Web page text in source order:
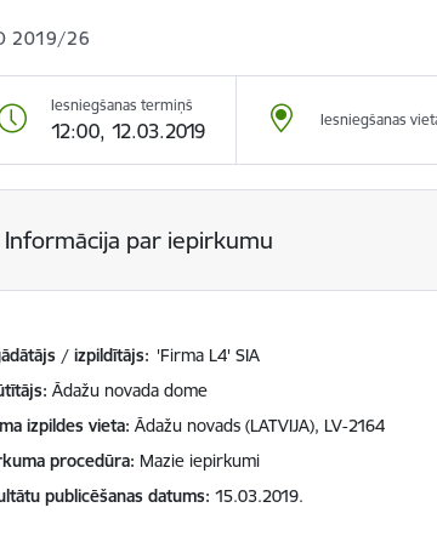
2019/26
Iesniegšanas termiņš
12:00, 12.03.2019 Iesniegšanas
Informācija par iepirkumu
/ izpildītājs: 'Firma L4' SIA
Ādažu novada dome
izpildes vieta Ādažu novads (LATVIJA), LV-2164
procedūra Mazie iepirkumi
publicēšanas datums 15.03.2019.